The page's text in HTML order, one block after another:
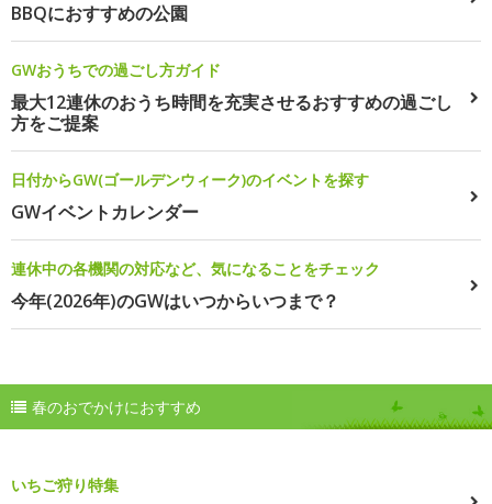
BBQにおすすめの公園
GWおうちでの過ごし方ガイド
最大12連休のおうち時間を充実させるおすすめの過ごし
方をご提案
日付からGW(ゴールデンウィーク)のイベントを探す
GWイベントカレンダー
連休中の各機関の対応など、気になることをチェック
今年(2026年)のGWはいつからいつまで？
春のおでかけにおすすめ
いちご狩り特集